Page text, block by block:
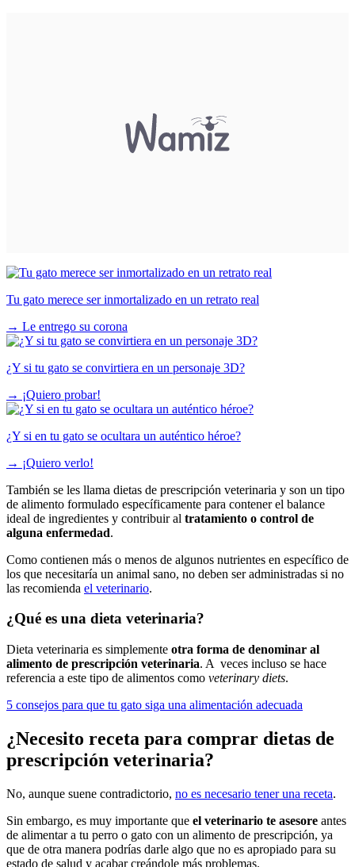
Tu gato merece ser inmortalizado en un retrato real
→ Le entrego su corona
¿Y si tu gato se convirtiera en un personaje 3D?
→ ¡Quiero probar!
¿Y si en tu gato se ocultara un auténtico héroe?
→ ¡Quiero verlo!
También se les llama dietas de prescripción veterinaria y son un tipo
de alimento formulado específicamente para contener el balance
ideal de ingredientes y contribuir al tratamiento o control de
alguna enfermedad.
Como contienen más o menos de algunos nutrientes en específico de
los que necesitaría un animal sano, no deben ser administradas si no
las recomienda el veterinario.
¿Qué es una dieta veterinaria?
Dieta veterinaria es simplemente otra forma de denominar al
alimento de prescripción veterinaria. A veces incluso se hace
referencia a este tipo de alimentos como veterinary diets.
5 consejos para que tu gato siga una alimentación adecuada
¿Necesito receta para comprar dietas de
prescripción veterinaria?
No, aunque suene contradictorio, no es necesario tener una receta.
Sin embargo, es muy importante que el veterinario te asesore antes
de alimentar a tu perro o gato con un alimento de prescripción, ya
que de otra manera podrías darle algo que no es apropiado para su
estado de salud y acabar creándole más problemas.